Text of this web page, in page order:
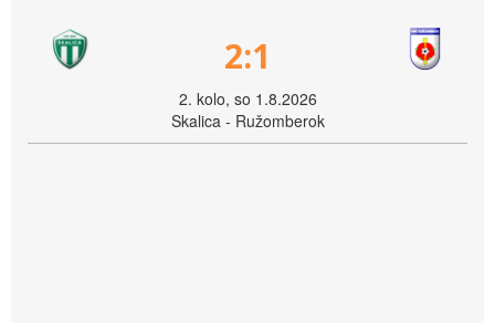
2:1
2. kolo, so 1.8.2026
Skalica - Ružomberok